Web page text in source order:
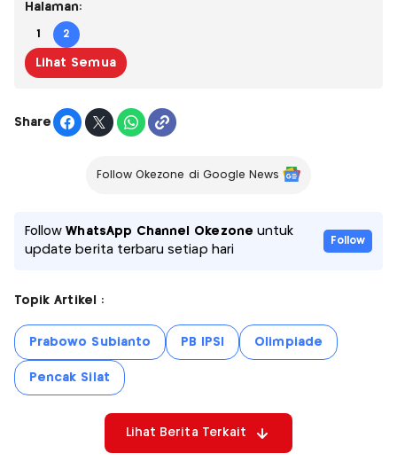
Halaman:
1 2
Lihat Semua
Share
Follow Okezone di Google News
FollowWhatsApp Channel Okezone untuk
update berita terbaru setiap hari
Follow
Topik Artikel :
Prabowo Subianto PB IPSI Olimpiade
Pencak Silat
Lihat Berita Terkait